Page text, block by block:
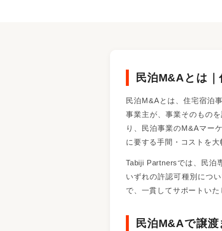
民泊M&Aとは
民泊M&Aとは、住宅宿泊
事業主が、事業そのもの
り、民泊事業のM&Aマー
に要する手間・コストを
Tabiji Partnersでは、民泊
いずれの許認可種別につ
で、一貫してサポートいた
民泊M&Aで譲